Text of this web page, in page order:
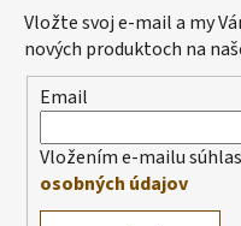
Vložte svoj e-mail a my
nových produktoch na
Email
Vložením e-mailu
osobných údajov